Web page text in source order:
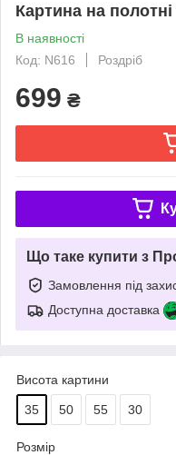
Картина на
В наявності
Код: N616
Роздріб
699 ₴
Що таке купити з
Замовлення під
Доступна доставка
Висота картини
35 50 55 30
Розмір